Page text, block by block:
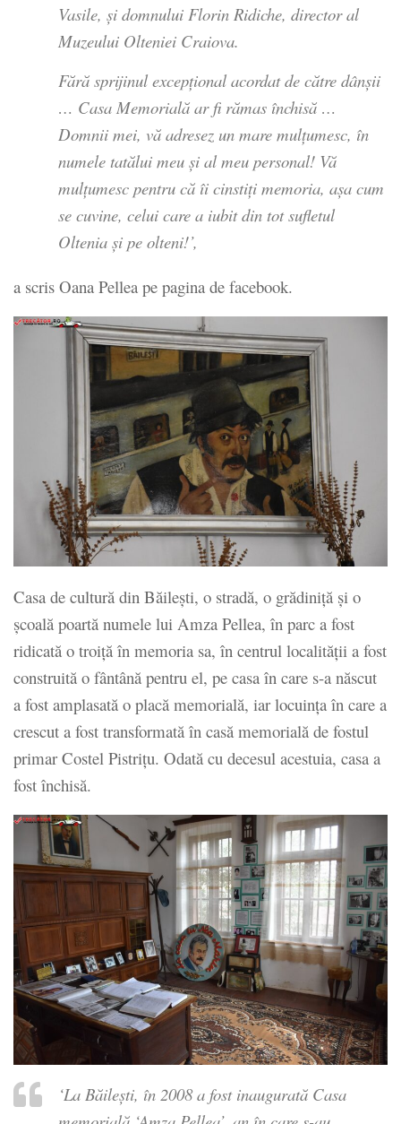
Vasile, şi domnului Florin Ridiche, director al
Muzeului Olteniei Craiova.
Fără sprijinul excepţional acordat de către dânşii
… Casa Memorială ar fi rămas închisă …
Domnii mei, vă adresez un mare mulţumesc, în
numele tatălui meu şi al meu personal! Vă
mulţumesc pentru că îi cinstiţi memoria, aşa cum
se cuvine, celui care a iubit din tot sufletul
Oltenia şi pe olteni!’,
a scris Oana Pellea pe pagina de facebook.
Casa de cultură din Băileşti, o stradă, o grădiniţă şi o
şcoală poartă numele lui Amza Pellea, în parc a fost
ridicată o troiţă în memoria sa, în centrul localităţii a fost
construită o fântână pentru el, pe casa în care s-a născut
a fost amplasată o placă memorială, iar locuinţa în care a
crescut a fost transformată în casă memorială de fostul
primar Costel Pistriţu. Odată cu decesul acestuia, casa a
fost închisă.
‘La Băileşti, în 2008 a fost inaugurată Casa